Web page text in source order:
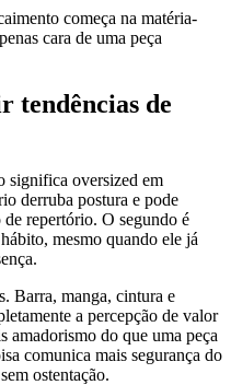
começa na matéria-
cara de uma peça
tendências de
significa oversized em
derruba postura e pode
repertório. O segundo é
mesmo quando ele já
Barra, manga, cintura e
a percepção de valor
amadorismo do que uma peça
comunica mais segurança do
ostentação.